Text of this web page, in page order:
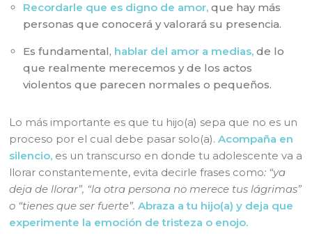
Recordarle que es digno de amor, que hay más
personas que conocerá y valorará su presencia.
Es fundamental, hablar del amor a medias, de lo
que realmente merecemos y de los actos
violentos que parecen normales o pequeños.
Lo más importante es que tu hijo(a) sepa que no es un
proceso por el cual debe pasar solo(a).Acompaña en
silencio, es un transcurso en donde tu adolescente va a
llorar constantemente, evita decirle frases como: “ya
deja de llorar”, “la otra persona no merece tus lágrimas”
o “tienes que ser fuerte”. Abraza a tu hijo(a) y deja que
experimente la emoción de tristeza o enojo.